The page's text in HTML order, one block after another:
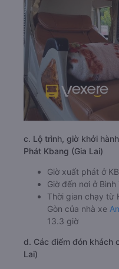
c. Lộ trình, giờ khởi
Phát Kbang (Gia Lai)
Giờ xuất phát ở
Giờ đến nơi ở
Thời gian chạy từ
Gòn của nhà xe
13.3 giờ
d. Các điểm đón khách
Lai)